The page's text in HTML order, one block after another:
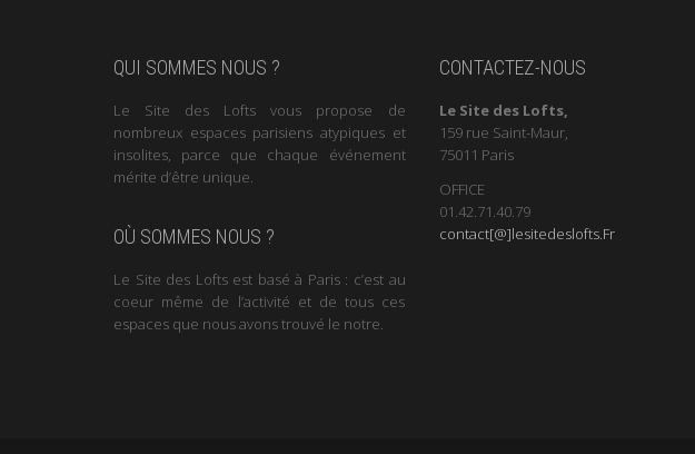
QUI SOMMES NOUS ?
Le Site des Lofts vous propose de
nombreux espaces parisiens atypiques et
insolites, parce que chaque événement
mérite d’être unique.
OÙ SOMMES NOUS ?
Le Site des Lofts est basé à Paris : c’est au
coeur même de l’activité et de tous ces
espaces que nous avons trouvé le notre.
CONTACTEZ-NOUS
Le Site des Lofts,
159 rue Saint-Maur,
75011 Paris
OFFICE
01.42.71.40.79
contact[@]lesitedeslofts.Fr